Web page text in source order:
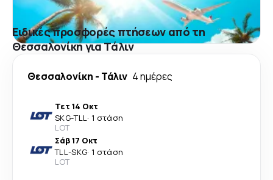
Ειδικές προσφορές πτήσεων από τη
Θεσσαλονίκη για Τάλιν
Θεσσαλονίκη - Τάλιν 4 ημέρες
Τετ 14 Οκτ
SKG-TLL· 1 στάση
LOT
Σάβ 17 Οκτ
TLL-SKG· 1 στάση
LOT